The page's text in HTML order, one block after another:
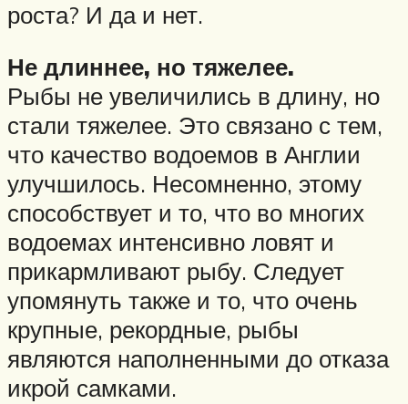
роста? И да и нет.
Не длиннее, но тяжелее.
Рыбы не увеличились в длину, но
стали тяжелее. Это связано с тем,
что качество водоемов в Англии
улучшилось. Несомненно, этому
способствует и то, что во многих
водоемах интенсивно ловят и
прикармливают рыбу. Следует
упомянуть также и то, что очень
крупные, рекордные, рыбы
являются наполненными до отказа
икрой самками.